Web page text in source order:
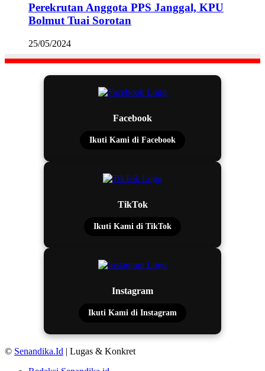
Perekrutan Anggota PPS Janggal, KPU
Bolmut Tuai Sorotan
25/05/2024
Facebook
Ikuti Kami di Facebook
TikTok
Ikuti Kami di TikTok
Instagram
Ikuti Kami di Instagram
© Senandika.Id | Lugas & Konkret